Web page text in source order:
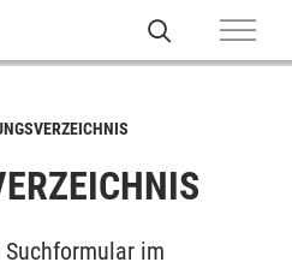
Suchformular im